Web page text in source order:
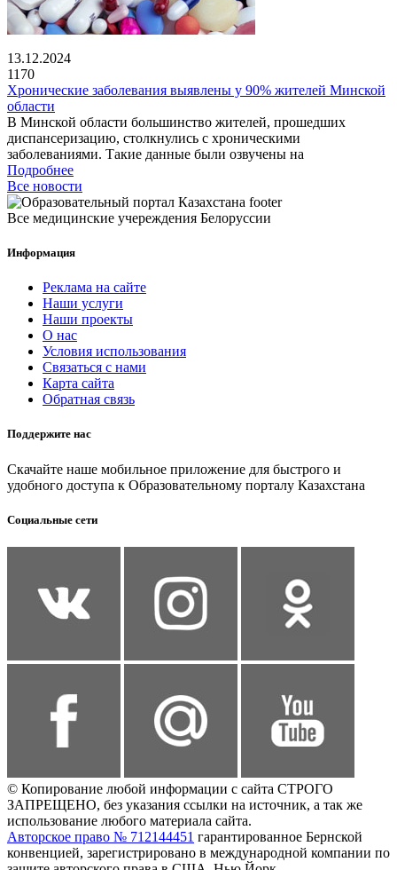
13.12.2024
1170
Хронические заболевания выявлены у 90% жителей Минской
области
В Минской области большинство жителей, прошедших
диспансеризацию, столкнулись с хроническими
заболеваниями. Такие данные были озвучены на
Подробнее
Все новости
Все медицинские учереждения Белоруссии
Информация
Реклама на сайте
Наши услуги
Наши проекты
О нас
Условия использования
Связаться с нами
Карта сайта
Обратная связь
Поддержите нас
Скачайте наше мобильное приложение для быстрого и
удобного доступа к Образовательному порталу Казахстана
Социальные сети
© Копирование любой информации с сайта СТРОГО
ЗАПРЕЩЕНО, без указания ссылки на источник, а так же
использование любого материала сайта.
Авторское право № 712144451 гарантированное Бернской
конвенцией, зарегистрировано в международной компании по